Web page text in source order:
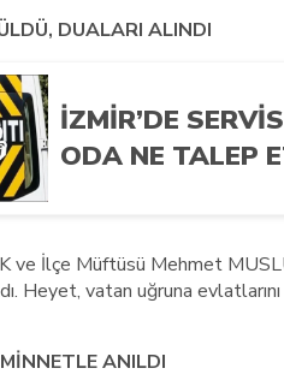
DUALARI ALINDI
İZMIR’DE
ODA NE TALEP
ve İlçe Müftüsü Mehmet
Heyet, vatan uğruna
ANILDI